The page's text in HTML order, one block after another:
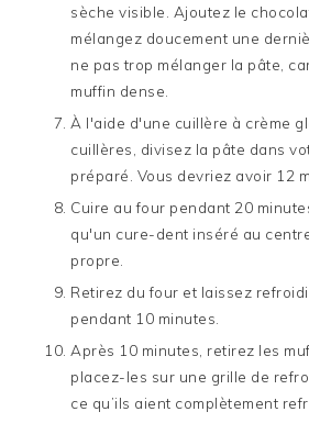
sèche visible. Ajoutez le
mélangez doucement une
ne pas trop mélanger la pâte,
muffin dense.
À l'aide d'une cuillère à crème glacée ou de deux
cuillères, divisez la pâte dans
préparé. Vous devriez avoir 12
Cuire au four pendant 20 minutes ou jusqu'à ce
qu'un cure-dent inséré au
propre.
Retirez du four et laissez refroidir dans le moule
pendant 10 minutes.
Après 10 minutes, retirez les muffins du moule et
placez-les sur une grille de
ce qu’ils aient complètement